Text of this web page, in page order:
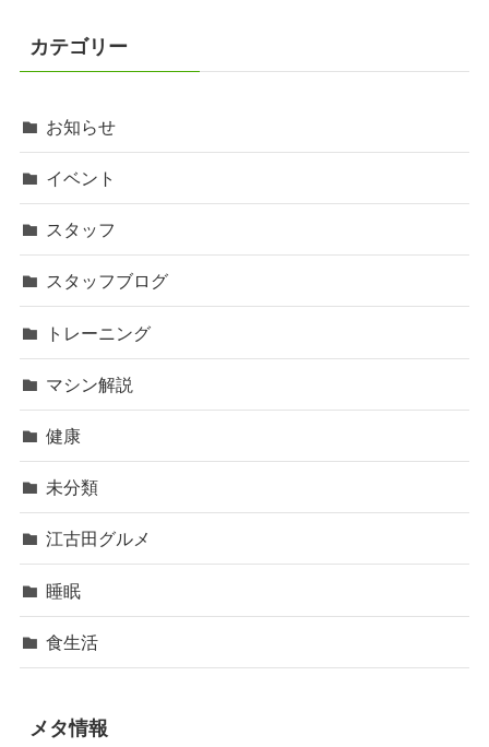
カテゴリー
お知らせ
イベント
スタッフ
スタッフブログ
トレーニング
マシン解説
健康
未分類
江古田グルメ
睡眠
食生活
メタ情報